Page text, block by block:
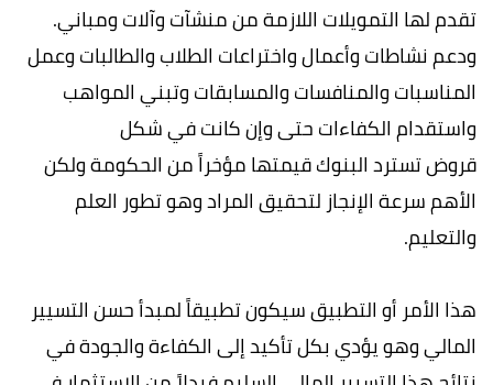
تقدم لها التمويلات اللازمة من منشآت وآلات ومباني.
ودعم نشاطات وأعمال واختراعات الطلاب والطالبات وعمل
المناسبات والمنافسات والمسابقات وتبني المواهب
واستقدام الكفاءات حتى وإن كانت في شكل
قروض تسترد البنوك قيمتها مؤخراً من الحكومة ولكن
الأهم سرعة الإنجاز لتحقيق المراد وهو تطور العلم
والتعليم.
هذا الأمر أو التطبيق سيكون تطبيقاً لمبدأ حسن التسيير
المالي وهو يؤدي بكل تأكيد إلى الكفاءة والجودة في